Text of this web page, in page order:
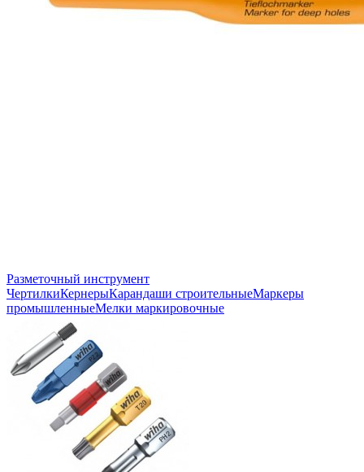
Разметочный инструмент
ЧертилкиКернерыКарандаши строительныеМаркеры
промышленныеМелки маркировочные